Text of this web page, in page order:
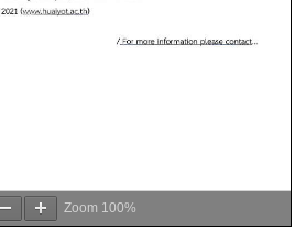
Zoom 100%